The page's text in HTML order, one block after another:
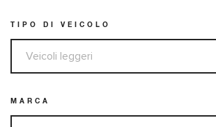
TIPO DI VEICOLO
MARCA